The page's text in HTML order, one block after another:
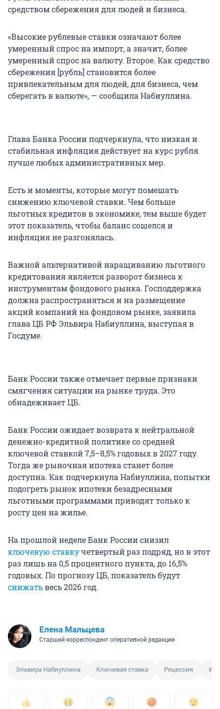
средством сбережения для людей и бизнеса.
«Высокие рублевые ставки означают более
умеренный спрос на импорт, а значит, более
умеренный спрос на валюту. Второе. Как средство
сбережения [рубль] становится более
привлекательным для людей, для бизнеса, чем
сберегать в валюте», — сообщила Набиуллина.
Глава Банка России подчеркнула, что низкая и
стабильная инфляция действует на курс рубля
лучше любых административных мер.
Есть и моменты, которые могут помешать
снижению ключевой ставки. Чем больше
льготных кредитов в экономике, тем выше будет
этот показатель, чтобы баланс сошелся и
инфляция не разгонялась.
Важной альтернативой наращиванию льготного
кредитования является разворот бизнеса к
инструментам фондового рынка. Господдержка
должна распространяться и на размещение
акций компаний на фондовом рынке, заявила
глава ЦБ РФ Эльвира Набиуллина, выступая в
Госдуме.
Банк России также отмечает первые признаки
смягчения ситуации на рынке труда. Это
обнадеживает ЦБ.
Банк России ожидает возврата к нейтральной
денежно-кредитной политике со средней
ключевой ставкой 7,5–8,5% годовых в 2027 году.
Тогда же рыночная ипотека станет более
доступна. Как подчеркнула Набиуллина, попытки
подогреть рынок ипотеки безадресными
льготными программами приводят только к
росту цен на жилье.
На прошлой неделе Банк России снизил
ключевую ставкучетвертый раз подряд, но в этот
раз лишь на 0,5 процентногопункта, до 16,5%
годовых. По прогнозу ЦБ, показатель будут
снижатьвесь2026 год.
Елена Мальцева
Старший корреспондент оперативной редакции
Эльвира Набиуллина Ключевая ставка Рецессия